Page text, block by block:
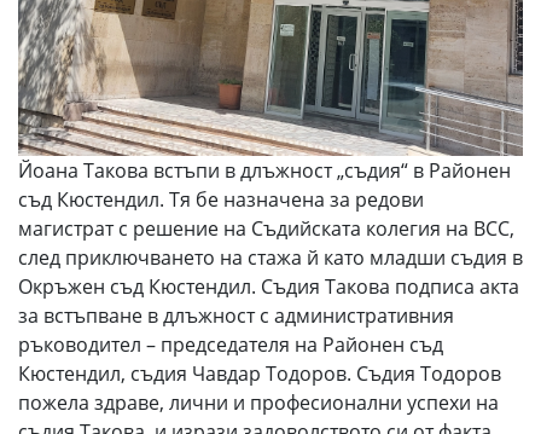
Йоана Такова встъпи в длъжност „съдия“ в Районен
съд Кюстендил. Тя бе назначена за редови
магистрат с решение на Съдийската колегия на ВСС,
след приключването на стажа й като младши съдия в
Окръжен съд Кюстендил. Съдия Такова подписа акта
за встъпване в длъжност с административния
ръководител – председателя на Районен съд
Кюстендил, съдия Чавдар Тодоров. Съдия Тодоров
пожела здраве, лични и професионални успехи на